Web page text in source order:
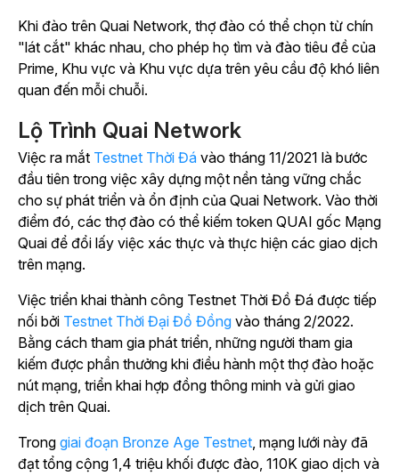
Khi đào trên Quai Network, thợ đào có thể chọn từ chín
"lát cắt" khác nhau, cho phép họ tìm và đào tiêu đề của
Prime, Khu vực và Khu vực dựa trên yêu cầu độ khó liên
quan đến mỗi chuỗi.
Lộ Trình Quai Network
Việc ra mắt Testnet Thời Đá vào tháng 11/2021 là bước
đầu tiên trong việc xây dựng một nền tảng vững chắc
cho sự phát triển và ổn định của Quai Network. Vào thời
điểm đó, các thợ đào có thể kiếm token QUAI gốc Mạng
Quai để đổi lấy việc xác thực và thực hiện các giao dịch
trên mạng.
Việc triển khai thành công Testnet Thời Đồ Đá được tiếp
nối bởi Testnet Thời Đại Đồ Đồng vào tháng 2/2022.
Bằng cách tham gia phát triển, những người tham gia
kiếm được phần thưởng khi điều hành một thợ đào hoặc
nút mạng, triển khai hợp đồng thông minh và gửi giao
dịch trên Quai.
Trong giai đoạn Bronze Age Testnet, mạng lưới này đã
đạt tổng cộng 1,4 triệu khối được đào, 110K giao dịch và